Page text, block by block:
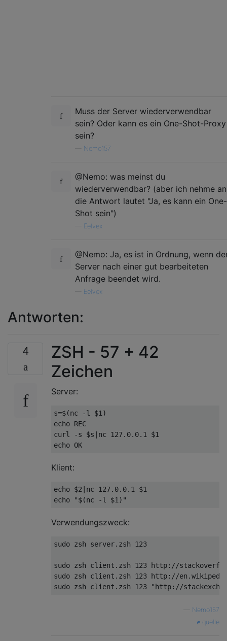
Muss der Server wiederverwendbar
sein? Oder kann es ein One-Shot-Proxy
sein?
Nemo157
@Nemo: was meinst du
wiederverwendbar? (aber ich nehme
die Antwort lautet "Ja, es kann ein One-
Shot sein")
Eelvex
@Nemo: Ja, es ist in Ordnung, wenn
Server nach einer gut bearbeiteten
Anfrage beendet wird.
Eelvex
Antworten:
4
ZSH - 57 + 42
Zeichen
Server:
s=$(nc -l $1)
echo REC
curl -s $s|nc 127.0.0.1 $1
Klient:
echo $2|nc 127.0.0.1 $1
Verwendungszweck:
sudo zsh server.zsh 123
sudo zsh client.zsh 123 http://
sudo zsh client.zsh 123 http://
Nemo157
quelle